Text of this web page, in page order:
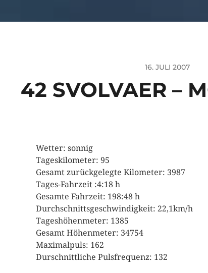
16. JULI 2007
42 SVOLVAER –
Wetter: sonnig
Tageskilometer: 95
Gesamt zurückgelegte Kilometer: 3987
Tages-Fahrzeit :4:18 h
Gesamte Fahrzeit: 198:48 h
Durchschnittsgeschwindigkeit: 22,1km/h
Tageshöhenmeter: 1385
Gesamt Höhenmeter: 34754
Maximalpuls: 162
Durschnittliche Pulsfrequenz: 132